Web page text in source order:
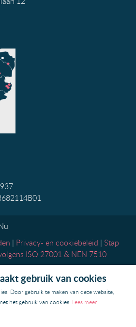
| Privacy- en cookiebeleid | Stap
ISO 27001 & NEN 7510
gebruik van cookies
Door gebruik te maken van deze website,
het gebruik van cookies. Lees meer